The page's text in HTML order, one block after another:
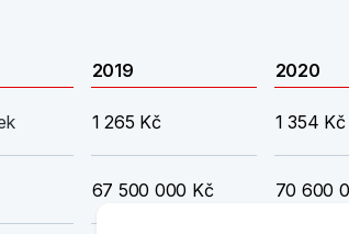
2019 2020
1 265 Kč 1 354 Kč
67 500 000 Kč 70 600